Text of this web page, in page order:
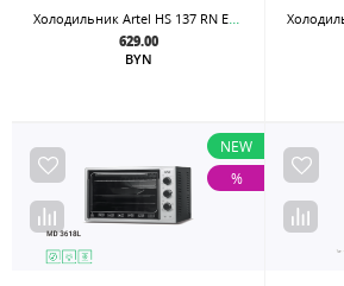
Холодильник Artel HS 137 RN Eco-Frost
629.00
BYN
NEW
%